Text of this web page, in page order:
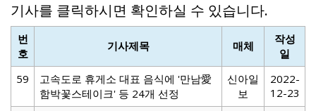
기사를 클릭하시면 확인하실 수 있습니다.
번
호
기사제목 매체
작성
일
59
고속도로 휴게소 대표 음식에 '만남愛
함박꽃스테이크' 등 24개 선정
신아일
보
2022-
12-23